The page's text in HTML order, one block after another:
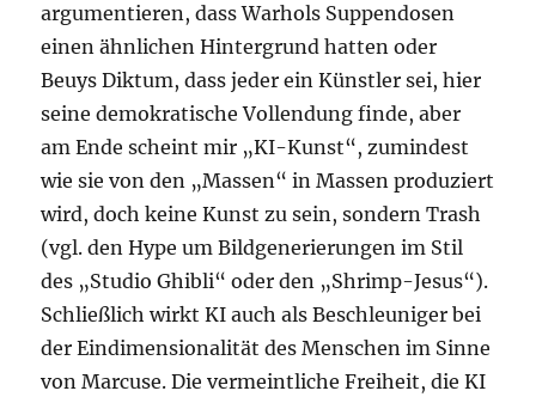
argumentieren, dass Warhols Suppendosen
einen ähnlichen Hintergrund hatten oder
Beuys Diktum, dass jeder ein Künstler sei, hier
seine demokratische Vollendung finde, aber
am Ende scheint mir „KI-Kunst“, zumindest
wie sie von den „Massen“ in Massen produziert
wird, doch keine Kunst zu sein, sondern Trash
(vgl. den Hype um Bildgenerierungen im Stil
des „Studio Ghibli“ oder den „Shrimp-Jesus“).
Schließlich wirkt KI auch als Beschleuniger bei
der Eindimensionalität des Menschen im Sinne
von Marcuse. Die vermeintliche Freiheit, die KI